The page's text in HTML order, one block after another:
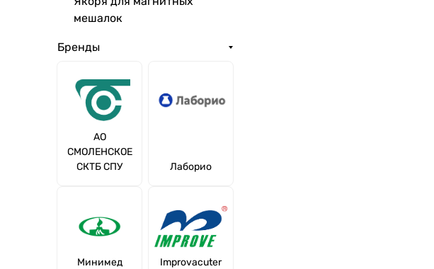
мешалок
Бренды
АО
СМОЛЕНСКОЕ
СКТБ СПУ
Лаборио
Минимед Improvacuter